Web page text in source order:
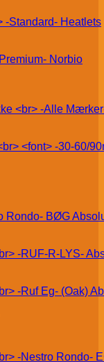
Heatlets
Norbio